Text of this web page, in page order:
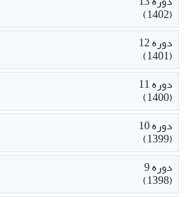
(1402)
دوره 12
(1401)
دوره 11
(1400)
دوره 10
(1399)
دوره 9
(1398)